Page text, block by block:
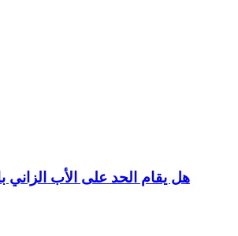
هل يقام الحد على الأب الزاني